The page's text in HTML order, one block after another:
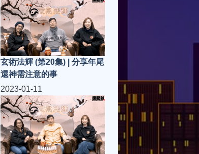
玄術法輝 (第20集) | 分享年尾
還神需注意的事
2023-01-11